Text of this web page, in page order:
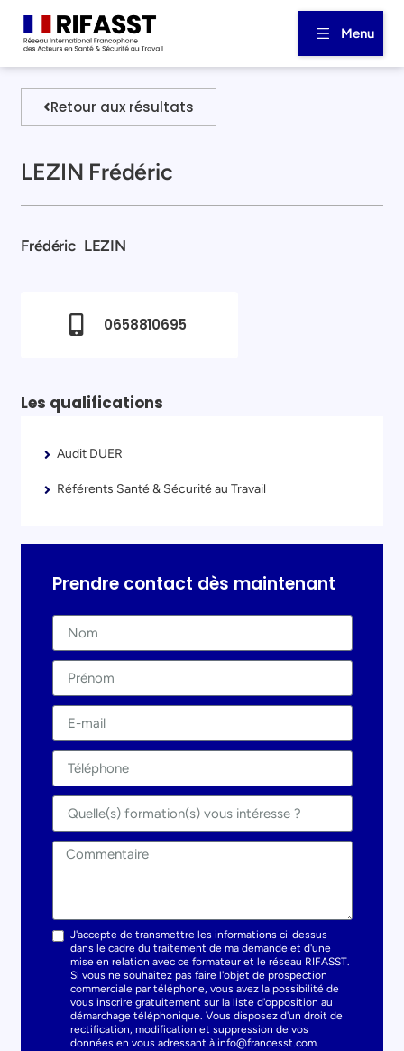
Menu
Retour aux résultats
LEZIN Frédéric
Frédéric LEZIN
0658810695
Les qualifications
Audit DUER
Référents Santé & Sécurité au Travail
Prendre contact dès maintenant
J'accepte de transmettre les informations ci-dessus
dans le cadre du traitement de ma demande et d'une
mise en relation avec ce formateur et le réseau RIFASST.
Si vous ne souhaitez pas faire l'objet de prospection
commerciale par téléphone, vous avez la possibilité de
vous inscrire gratuitement sur la liste d'opposition au
démarchage téléphonique. Vous disposez d'un droit de
rectification, modification et suppression de vos
données en vous adressant à info@francesst.com.